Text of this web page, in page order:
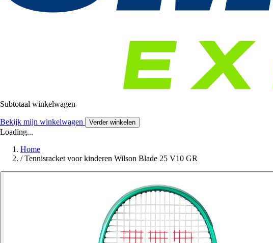
Subtotaal winkelwagen
Bekijk mijn winkelwagen Verder winkelen
Loading...
Home
/ Tennisracket voor kinderen Wilson Blade 25 V10 GR